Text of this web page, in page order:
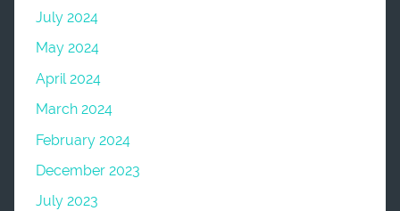
July 2024
May 2024
April 2024
March 2024
February 2024
December 2023
July 2023